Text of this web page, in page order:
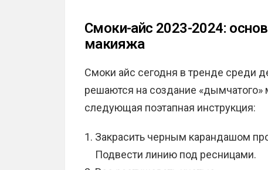
Смоки-айс 2023-2024:
макияжа
Смоки айс сегодня в тренде среди
решаются на создание
следующая поэтапная инструкция:
Закрасить черным карандашом
Подвести линию под ресницами.